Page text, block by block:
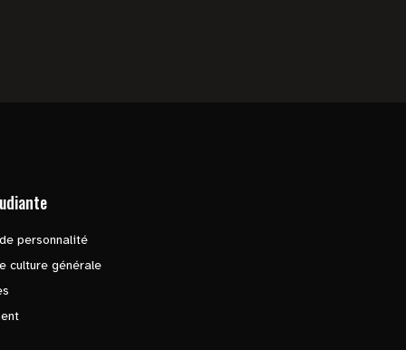
personnalité
culture générale